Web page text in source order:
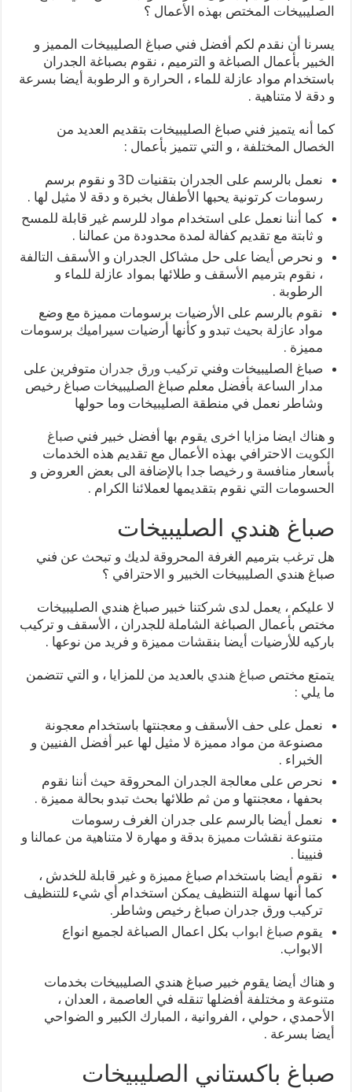
الصليبيخات المختص بهذه الأعمال ؟
يسرنا أن نقدم لكم أفضل فني صباغ الصليبيخات المميز و
الخبير بأعمال الصباغة و الترميم ، نقوم بصباغة الجدران
باستخدام مواد عازلة للماء ، الحرارة و الرطوبة أيضا بسرعة
و دقة لا متناهية .
كما أنه يتميز فني صباغ الصليبيخات بتقديم العديد من
الخصال المختلفة ، و التي تتميز بأعمال :
نعمل بالرسم على الجدران بتقنيات 3D و نقوم برسم
رسومات كرتونية يحبها الأطفال بخبرة و دقة لا مثيل لها .
كما أننا نعمل على استخدام مواد للرسم غير قابلة للمسح
و ثابتة مع تقديم كفالة لمدة محدودة من عمالنا .
و نحرص أيضا على حل مشاكل الجدران و الأسقف التالفة
، نقوم بترميم الأسقف و طلائها بمواد عازلة للماء و
الرطوبة .
نقوم بالرسم على الأرضيات برسومات مميزة مع وضع
مواد عازلة بحيث تبدو و كأنها أرضيات سيراميك برسومات
مميزة .
صباغ الصليبيخات وفنيتركيب ورق جدران متوفرين على
مدار الساعة بأفضل معلم صباغ الصليبيخات صباغ رخيص
وشاطر نعمل في منطقة الصليبيخات وما حولها
و هناك ايضا مزايا اخرى يقوم بها أفضل خبير فنيصباغ
الكويت الاحترافي بهذه الأعمال مع تقديم هذه الخدمات
بأسعار منافسة و رخيصا جدا بالإضافة الى بعض العروض و
الحسومات التي نقوم بتقديمها لعملائنا الكرام .
صباغ هندي الصليبيخات
هل ترغب بترميم الغرفة المحروقة لديك و تبحث عن فني
صباغ هندي الصليبيخات الخبير و الاحترافي ؟
لا عليكم ، يعمل لدى شركتنا خبير صباغ هندي الصليبيخات
مختص بأعمال الصباغة الشاملة للجدران ، الأسقف و تركيب
باركيه للأرضيات أيضا بنقشات مميزة و فريد من نوعها .
يتمتع مختصصباغ هندي بالعديد من للمزايا ، و التي تتضمن
ما يلي :
نعمل على حف الأسقف و معجنتها باستخدام معجونة
مصنوعة من مواد مميزة لا مثيل لها عبر أفضل الفنيين و
الخبراء .
نحرص على معالجة الجدران المحروقة حيث أننا نقوم
بحفها ، معجنتها و من ثم طلائها بحث تبدو بحالة مميزة .
نعمل أيضا بالرسم على جدران الغرف رسومات
متنوعة نقشات مميزة بدقة و مهارة لا متناهية من عمالنا و
فنيينا .
نقوم أيضا باستخدام صباغ مميزة و غير قابلة للخدش ،
كما أنها سهلة التنظيف يمكن استخدام أي شيء للتنظيف
تركيب ورق جدران صباغ رخيص وشاطر.
يقومصباغ ابواب بكل اعمال الصباغة لجميع انواع
الابواب.
و هناك أيضا يقوم خبير صباغ هندي الصليبيخات بخدمات
متنوعة و مختلفة أفضلها تنقله في العاصمة ، العدان ،
الأحمدي ، حولي ، الفروانية ، المبارك الكبير و الضواحي
أيضا بسرعة .
صباغ باكستاني الصليبيخات